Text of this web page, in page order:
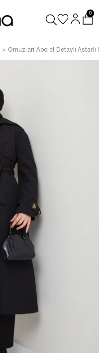
0
Omuzları Apolet Detaylı